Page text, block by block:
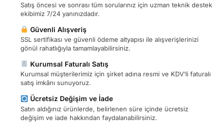
Satış öncesi ve sonrası tüm sorularınız için uzman teknik destek
ekibimiz 7/24 yanınızdadır.
Güvenli Alışveriş
SSL sertifikası ve güvenli ödeme altyapısı ile alışverişlerinizi
gönül rahatlığıyla tamamlayabilirsiniz.
Kurumsal Faturalı Satış
Kurumsal müşterilerimiz için şirket adına resmi ve KDV’li faturalı
satış imkânı sunuyoruz.
Ücretsiz Değişim ve İade
Satın aldığınız ürünlerde, belirlenen süre içinde ücretsiz
değişim ve iade hakkından faydalanabilirsiniz.